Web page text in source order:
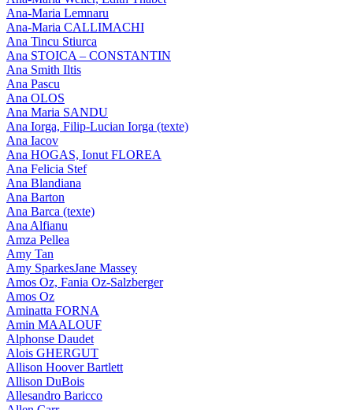
Ana-Maria Lemnaru
Ana-Maria CALLIMACHI
Ana Tincu Stiurca
Ana STOICA – CONSTANTIN
Ana Smith Iltis
Ana Pascu
Ana OLOS
Ana Maria SANDU
Ana Iorga, Filip-Lucian Iorga (texte)
Ana Iacov
Ana HOGAS, Ionut FLOREA
Ana Felicia Stef
Ana Blandiana
Ana Barton
Ana Barca (texte)
Ana Alfianu
Amza Pellea
Amy Tan
Amy SparkesJane Massey
Amos Oz, Fania Oz-Salzberger
Amos Oz
Aminatta FORNA
Amin MAALOUF
Alphonse Daudet
Alois GHERGUT
Allison Hoover Bartlett
Allison DuBois
Allesandro Baricco